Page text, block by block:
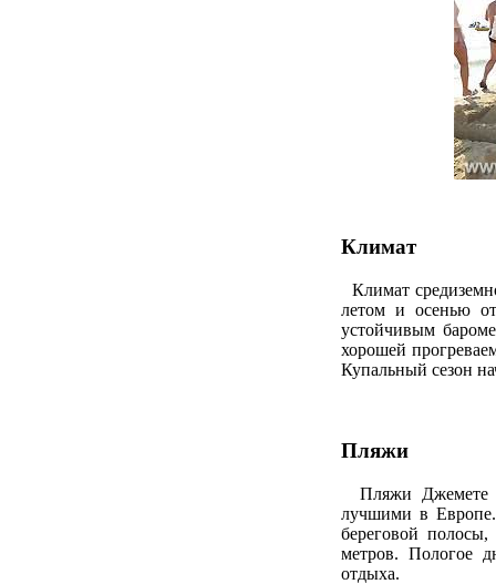
Климат
Климат
летом и осенью
устойчивым
хорошей
Купальный сезон
Пляжи
Пляжи Джемете
лучшими в Европе.
береговой полосы,
метров. Пологое
отдыха.